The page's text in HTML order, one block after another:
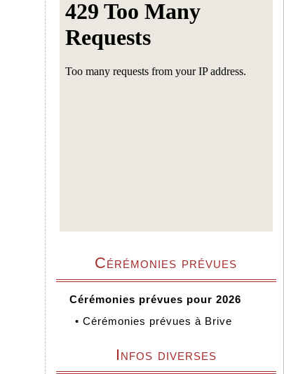
Cérémonies prévues
Cérémonies prévues pour 2026
• Cérémonies prévues à Brive
Infos diverses